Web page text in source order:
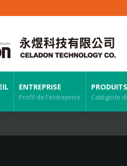
ENTREPRISE
Profil de l'entreprise
PRODUITS
Catégorie